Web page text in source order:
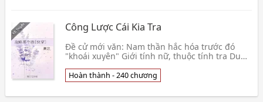
Công Lược Cái Kia Tra
Đề cử mới văn: Nam thần hắc hóa trước đó
"khoái xuyên" Giới tính nữ, thuộc tính tra Dung
mạn👦 Đường Mật
Hoàn thành - 240 chương